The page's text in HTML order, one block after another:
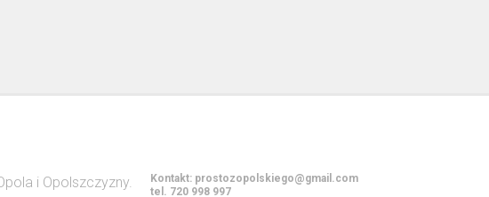
Kontakt: prostozopolskiego@gmail.com
tel. 720 998 997